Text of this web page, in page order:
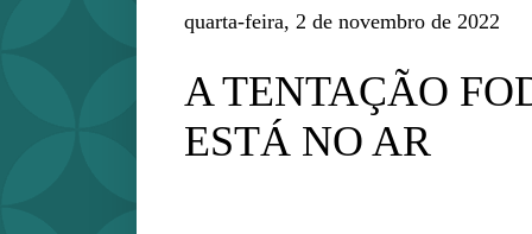
quarta-feira, 2 de novembro de 2022
A TENTAÇÃO
ESTÁ NO AR